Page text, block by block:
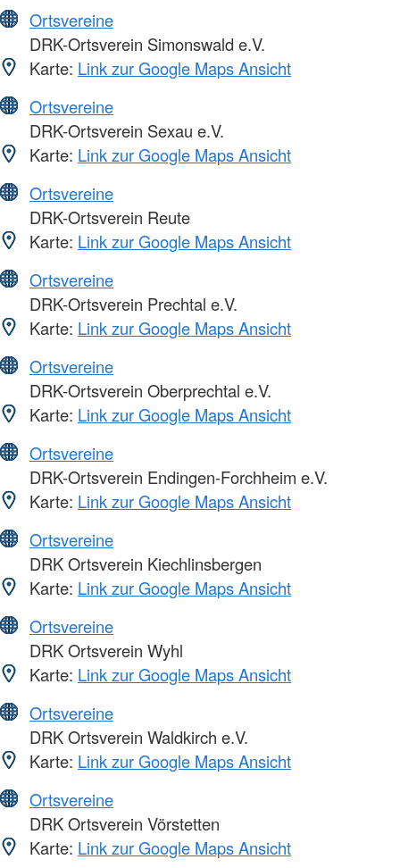
Ortsvereine
DRK-Ortsverein Simonswald e.V.
Karte: Link zur Google Maps Ansicht
Ortsvereine
DRK-Ortsverein Sexau e.V.
Karte: Link zur Google Maps Ansicht
Ortsvereine
DRK-Ortsverein Reute
Karte: Link zur Google Maps Ansicht
Ortsvereine
DRK-Ortsverein Prechtal e.V.
Karte: Link zur Google Maps Ansicht
Ortsvereine
DRK-Ortsverein Oberprechtal e.V.
Karte: Link zur Google Maps Ansicht
Ortsvereine
DRK-Ortsverein Endingen-Forchheim e.V.
Karte: Link zur Google Maps Ansicht
Ortsvereine
DRK Ortsverein Kiechlinsbergen
Karte: Link zur Google Maps Ansicht
Ortsvereine
DRK Ortsverein Wyhl
Karte: Link zur Google Maps Ansicht
Ortsvereine
DRK Ortsverein Waldkirch e.V.
Karte: Link zur Google Maps Ansicht
Ortsvereine
DRK Ortsverein Vörstetten
Karte: Link zur Google Maps Ansicht